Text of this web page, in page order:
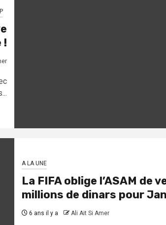
!
A LA UNE
La FIFA oblige l’ASAM de
millions de dinars pour
6 ans il y a Ali Ait Si Amer